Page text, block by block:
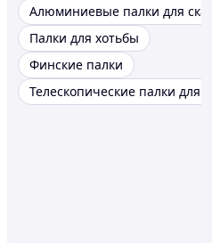
Алюминиевые палки для
Палки для хотьбы
Финские палки
Телескопические палки для